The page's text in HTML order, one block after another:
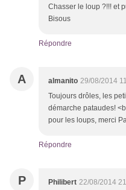
Chasser le loup ?!!! et
Bisous
Répondre
A almanito 29/08/2014
Toujours drôles, les
démarche pataudes!
pour les loups, merci
Répondre
P Philibert 22/08/2014